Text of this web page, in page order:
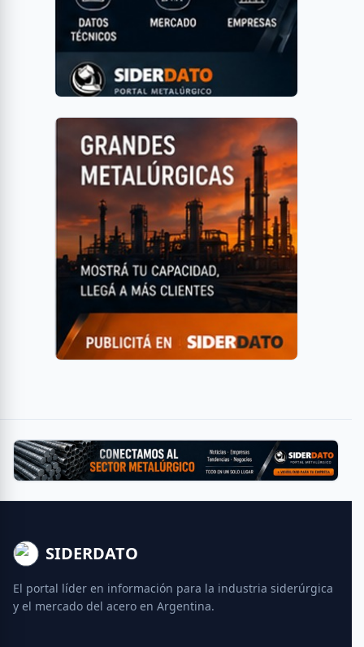
SIDERDATO
El portal líder en información para la industria siderúrgica
y el mercado del acero en Argentina.